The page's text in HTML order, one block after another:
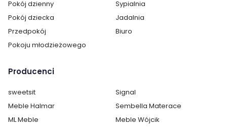
Pokój dzienny
Sypialnia
Pokój dziecka
Jadalnia
Przedpokój
Biuro
Pokoju młodzieżowego
Producenci
sweetsit
Signal
Meble Halmar
Sembella Materace
ML Meble
Meble Wójcik